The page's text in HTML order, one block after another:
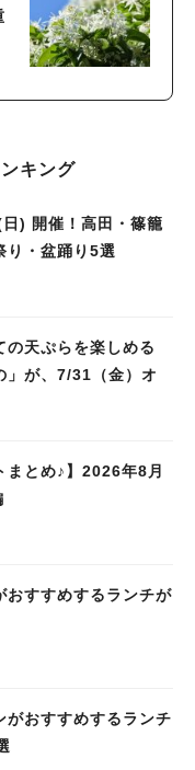
キング
日) 開催！高田・篠籠
り・盆踊り5選
の天ぷらを楽しめる
」が、7/31（金）オ
まとめ♪】2026年8月
おすすめするランチが
がおすすめするランチ